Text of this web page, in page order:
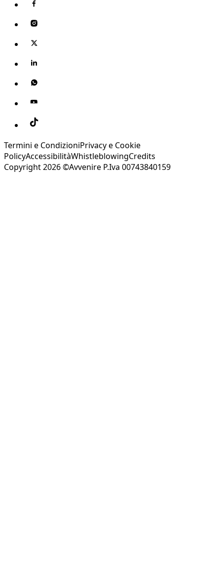
Termini e CondizioniPrivacy e Cookie
PolicyAccessibilitàWhistleblowingCredits
Copyright 2026 ©Avvenire P.Iva 00743840159